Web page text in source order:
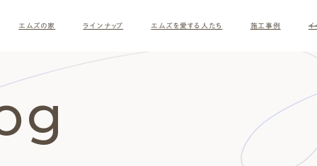
エムズの家 ラインナップ エムズを愛する人たち 施工事例 イ